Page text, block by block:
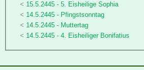
15.5.2445 - 5. Eisheilige Sophia
14.5.2445 - Pfingstsonntag
14.5.2445 - Muttertag
14.5.2445 - 4. Eisheiliger Bonifatius